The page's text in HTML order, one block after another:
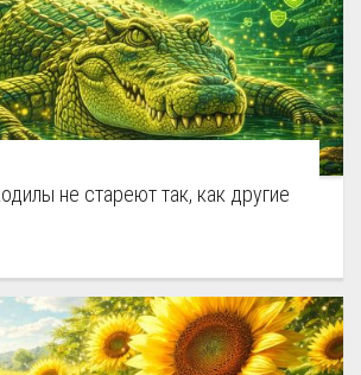
не стареют так, как другие